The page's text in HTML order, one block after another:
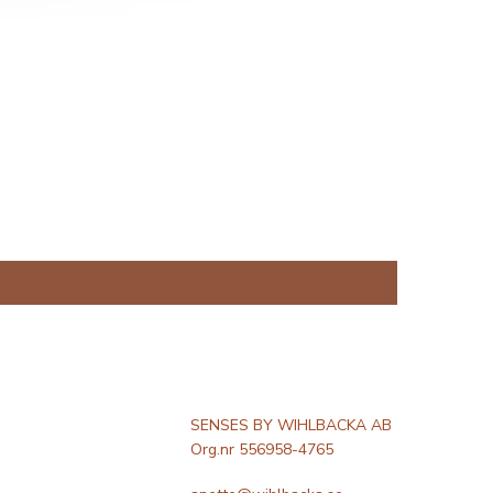
SENSES BY WIHLBACKA AB
Org.nr 556958-4765